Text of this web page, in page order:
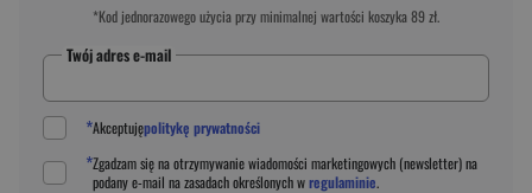
*Kod jednorazowego użycia przy minimalnej wartości koszyka 89 zł.
Twój adres e-mail
*Akceptujępolitykę prywatności
*Zgadzam się na otrzymywanie wiadomości marketingowych (newsletter) na
podanye-mail na zasadach określonych wregulaminie.